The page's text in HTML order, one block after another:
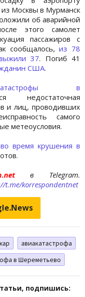
Москвы в Мурманск
об аварийной
этого самолет
пассажиров с
сообщалось,из 78
37. Погиб 41
США.
в
недостаточная
и лиц, проводивших
самого
метеоусловия.
время крушения в
в Telegram.
t.me/korrespondentnet
авиакатастрофа
в Шереметьево
подпишись: